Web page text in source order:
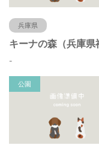
兵庫県
-
公園